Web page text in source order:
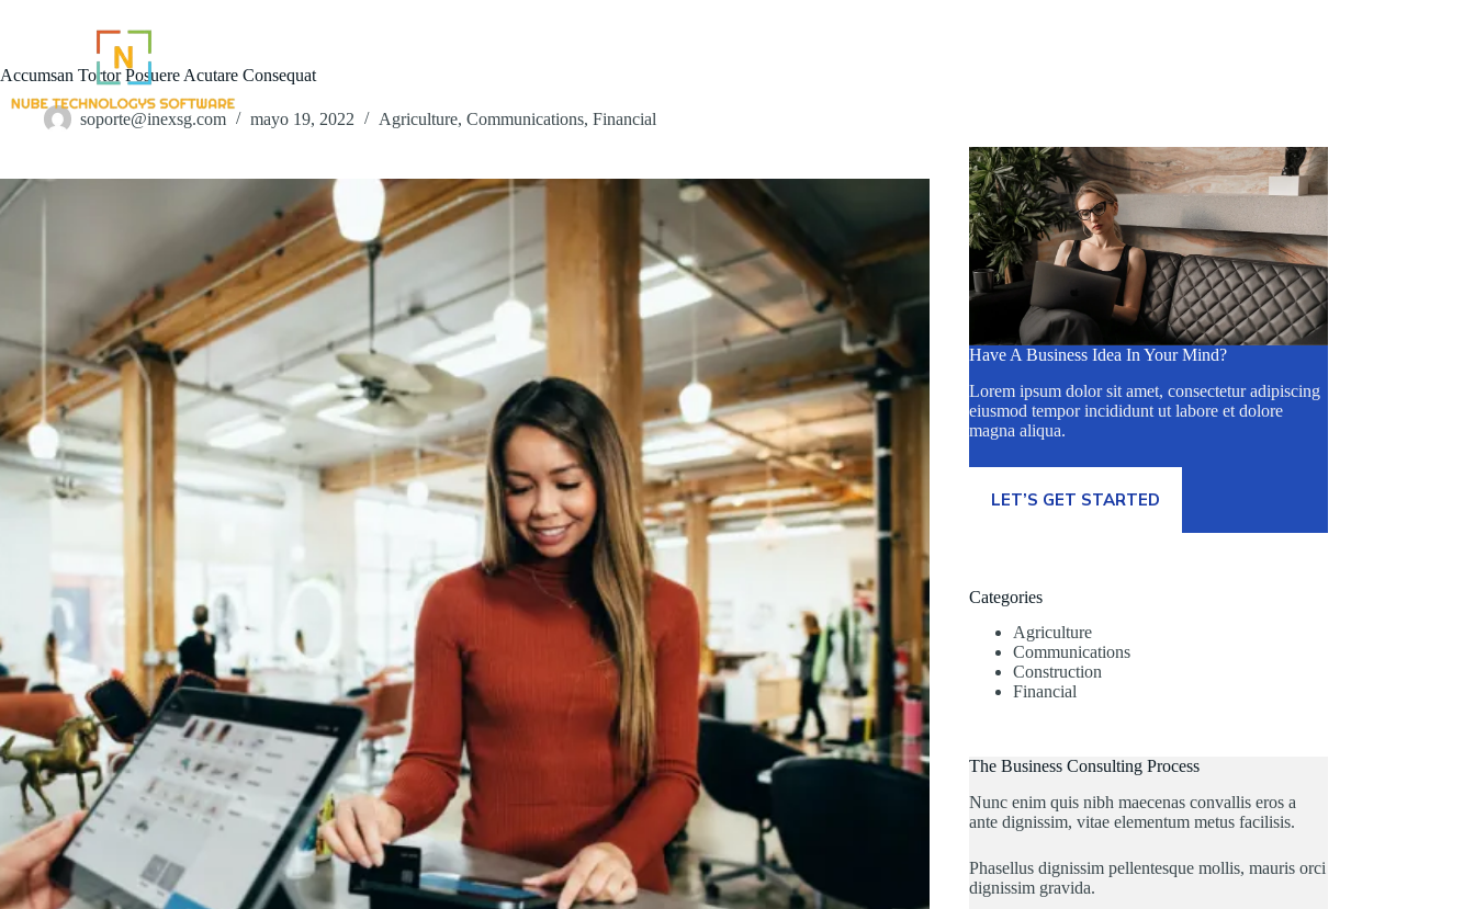
Accumsan Tortor Posuere Acutare Consequat
soporte@inexsg.com mayo 19, 2022 Agriculture, Communications, Financial
Have A Business Idea In Your Mind?
Lorem ipsum dolor sit amet, consectetur adipiscing
eiusmod tempor incididunt ut labore et dolore
magna aliqua.
LET’S GET STARTED
Categories
Agriculture
Communications
Construction
Financial
The Business Consulting Process
Nunc enim quis nibh maecenas convallis eros a
ante dignissim, vitae elementum metus facilisis.
Phasellus dignissim pellentesque mollis, mauris orci
dignissim gravida.